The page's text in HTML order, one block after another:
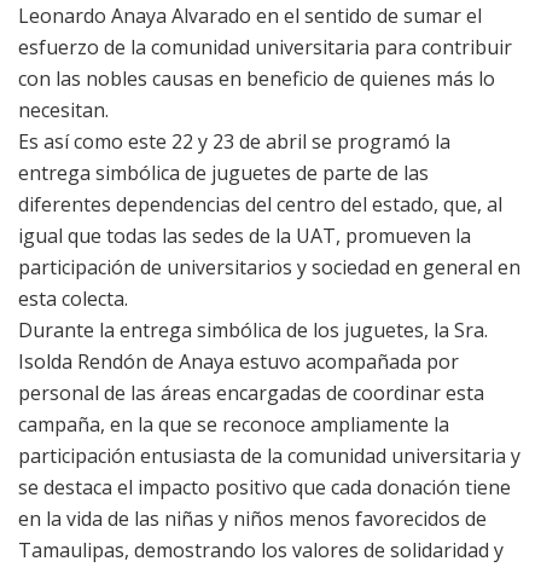
Leonardo Anaya Alvarado en el sentido de sumar el
esfuerzo de la comunidad universitaria para contribuir
con las nobles causas en beneficio de quienes más lo
necesitan.
Es así como este 22 y 23 de abril se programó la
entrega simbólica de juguetes de parte de las
diferentes dependencias del centro del estado, que, al
igual que todas las sedes de la UAT, promueven la
participación de universitarios y sociedad en general en
esta colecta.
Durante la entrega simbólica de los juguetes, la Sra.
Isolda Rendón de Anaya estuvo acompañada por
personal de las áreas encargadas de coordinar esta
campaña, en la que se reconoce ampliamente la
participación entusiasta de la comunidad universitaria y
se destaca el impacto positivo que cada donación tiene
en la vida de las niñas y niños menos favorecidos de
Tamaulipas, demostrando los valores de solidaridad y